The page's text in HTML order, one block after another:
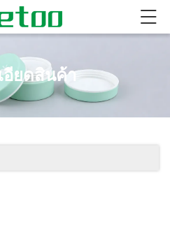
อียดสินค้า